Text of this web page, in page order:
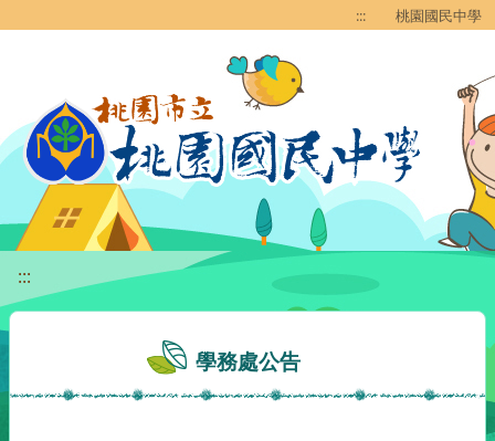
::: 桃園國民中學
:::
學務處公告